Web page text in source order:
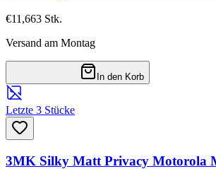
€11,663 Stk.
Versand am Montag
In den Korb
Letzte 3 Stücke
3MK Silky Matt Privacy Motorola